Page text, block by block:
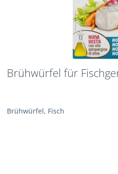
Brühwürfel für
Brühwürfel, Fisch